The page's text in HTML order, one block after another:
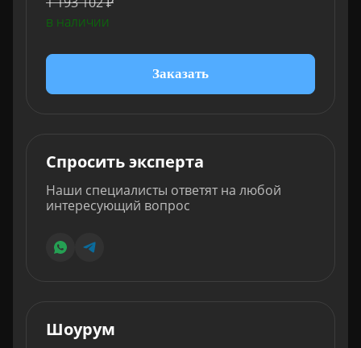
в наличии
Заказать
Спросить эксперта
Наши специалисты ответят на любой
интересующий вопрос
Шоурум